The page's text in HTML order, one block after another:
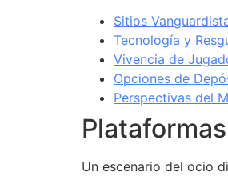
Sitios
Tecnología y
Vivencia de
Opciones de
Perspectivas del
Un escenario del ocio